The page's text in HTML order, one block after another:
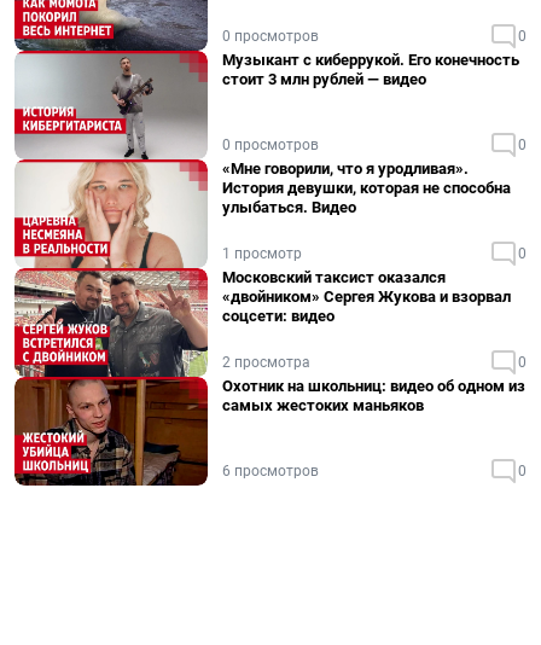
0 просмотров 0
Музыкант с киберрукой. Его конечность
стоит 3 млн рублей — видео
0 просмотров 0
«Мне говорили, что я уродливая».
История девушки, которая не способна
улыбаться. Видео
1 просмотр 0
Московский таксист оказался
«двойником» Сергея Жукова и взорвал
соцсети: видео
2 просмотра 0
Охотник на школьниц: видео об одном из
самых жестоких маньяков
6 просмотров 0